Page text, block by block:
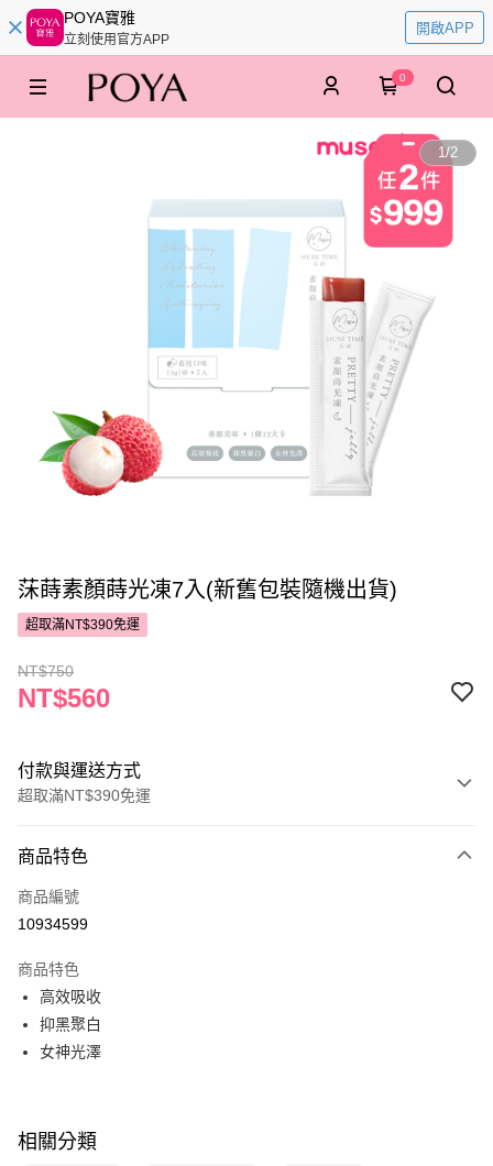
POYA寶雅
立刻使用官方APP
開啟APP
0
1/2
莯蒔素顏蒔光凍7入(新舊包裝隨機出貨)
超取滿NT$390免運
NT$750
NT$560
付款與運送方式
超取滿NT$390免運
POYA支付
信用卡一次付款
LINE Pay
Apple Pay
Google Pay
商品特色
商品編號
10934599
商品特色
高效吸收
抑黑聚白
女神光澤
相關分類